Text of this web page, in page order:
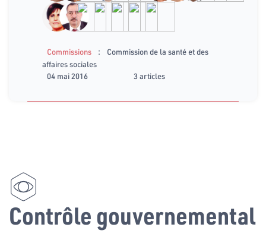
Commissions :
Commission de la santé et des
affaires sociales
04 mai 2016
3 articles
Contrôle gouvernemental